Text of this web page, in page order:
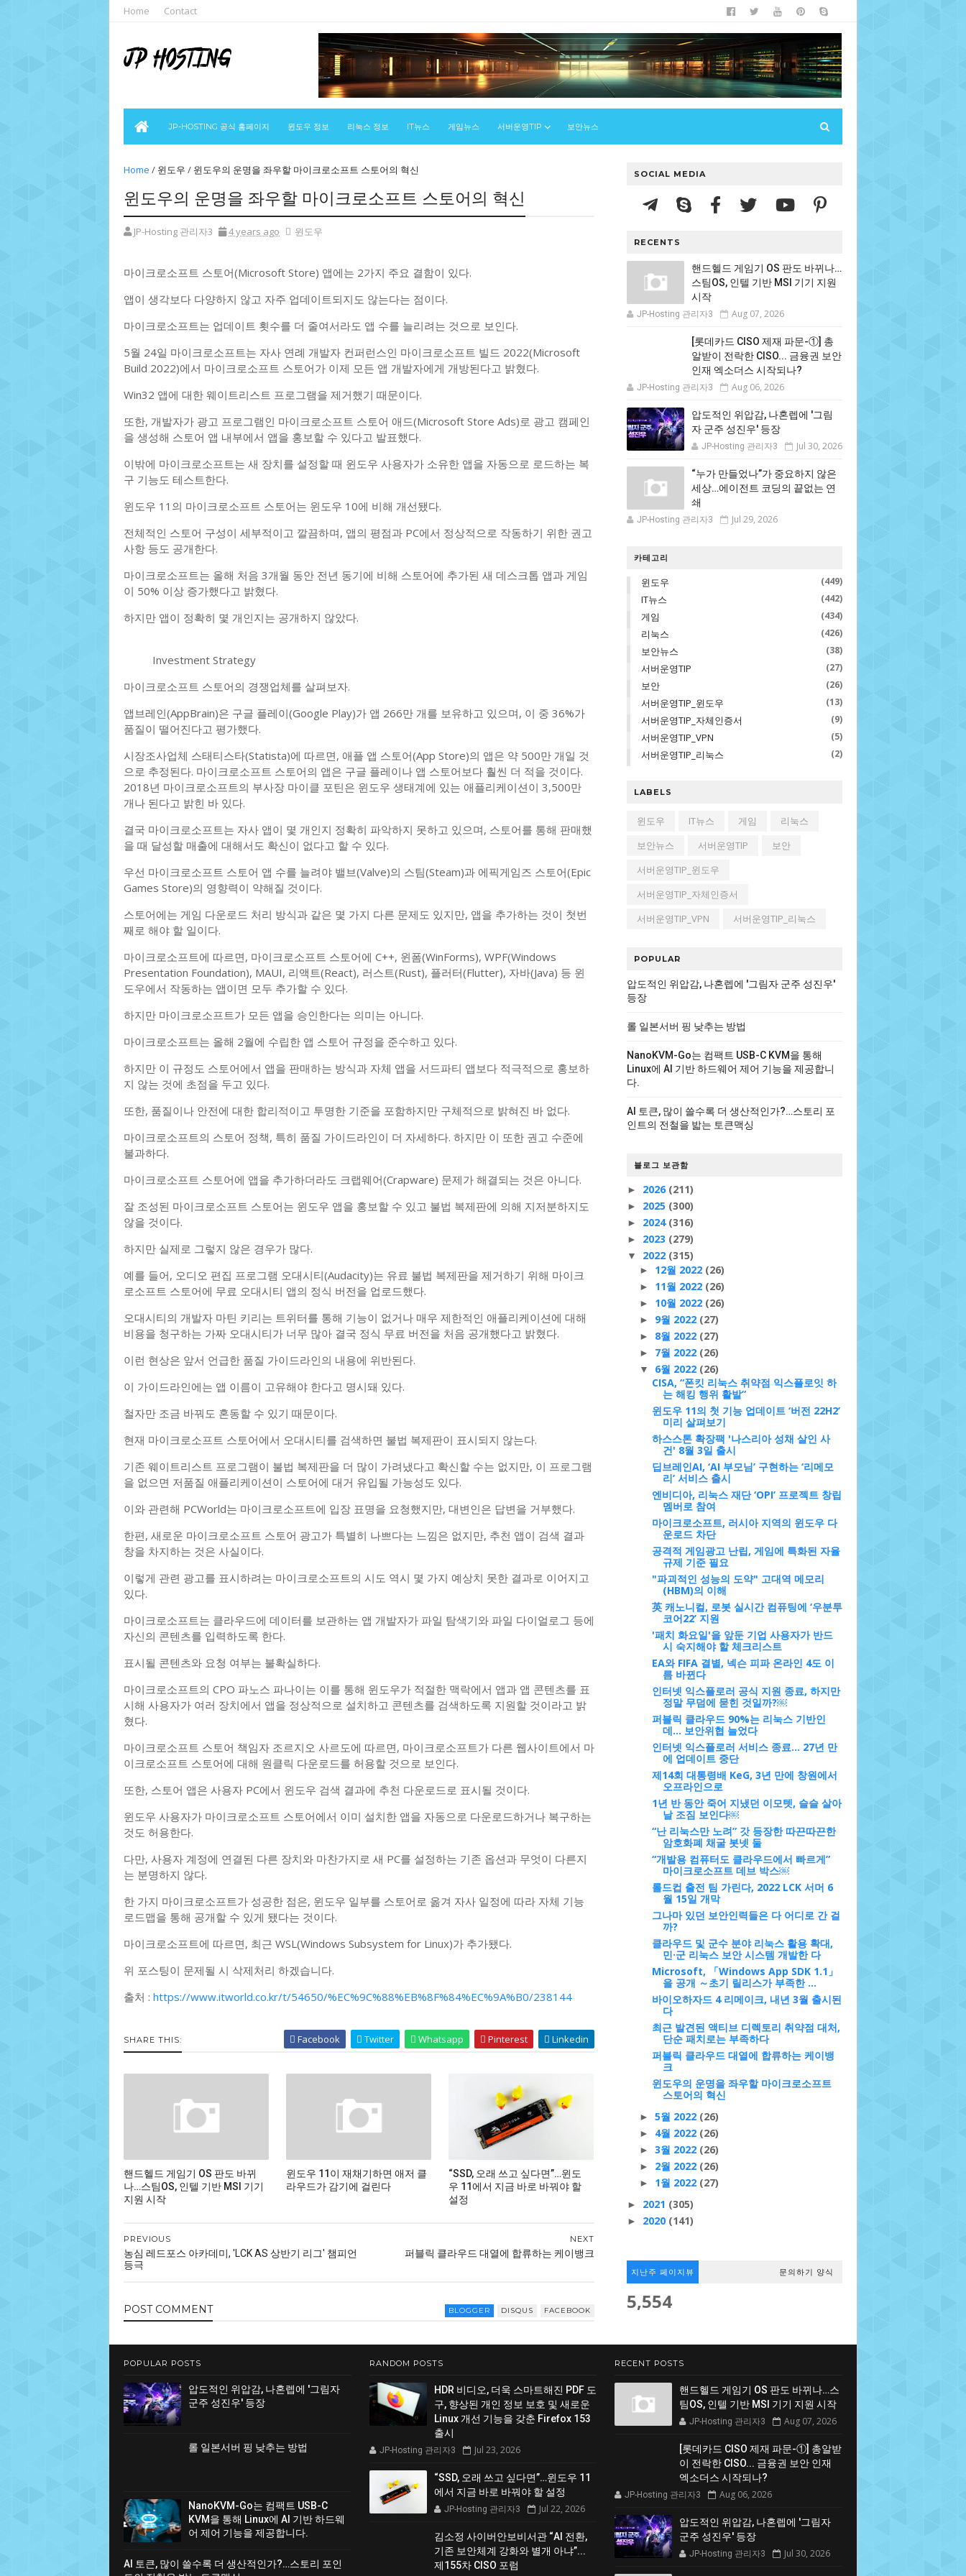
Home Contact
JP-HOSTING 공식 홈페이지 윈도우 정보 리눅스 정보 IT뉴스 게임뉴스 서버운영TIP 보안뉴스
Home / 윈도우 / 윈도우의 운명을 좌우할 마이크로소프트 스토어의 혁신
윈도우의 운명을 좌우할 마이크로소프트 스토어의 혁신
JP-Hosting 관리자3 4 years ago 윈도우
마이크로소프트 스토어(Microsoft Store) 앱에는 2가지 주요 결함이 있다.
앱이 생각보다 다양하지 않고 자주 업데이트되지도 않는다는 점이다.
마이크로소프트는 업데이트 횟수를 더 줄여서라도 앱 수를 늘리려는 것으로 보인다.
5월 24일 마이크로소프트는 자사 연례 개발자 컨퍼런스인 마이크로소프트 빌드 2022(Microsoft
Build 2022)에서 마이크로소프트 스토어가 이제 모든 앱 개발자에게 개방된다고 밝혔다.
Win32 앱에 대한 웨이트리스트 프로그램을 제거했기 때문이다.
또한, 개발자가 광고 프로그램인 마이크로소프트 스토어 애드(Microsoft Store Ads)로 광고 캠페인
을 생성해 스토어 앱 내부에서 앱을 홍보할 수 있다고 발표했다.
이밖에 마이크로소프트는 새 장치를 설정할 때 윈도우 사용자가 소유한 앱을 자동으로 로드하는 복
구 기능도 테스트한다.
윈도우 11의 마이크로소프트 스토어는 윈도우 10에 비해 개선됐다.
전체적인 스토어 구성이 세부적이고 깔끔하며, 앱의 평점과 PC에서 정상적으로 작동하기 위한 권고
사항 등도 공개한다.
마이크로소프트는 올해 처음 3개월 동안 전년 동기에 비해 스토어에 추가된 새 데스크톱 앱과 게임
이 50% 이상 증가했다고 밝혔다.
하지만 앱이 정확히 몇 개인지는 공개하지 않았다.
Investment Strategy
마이크로소프트 스토어의 경쟁업체를 살펴보자.
앱브레인(AppBrain)은 구글 플레이(Google Play)가 앱 266만 개를 보유하고 있으며, 이 중 36%가
품질이 떨어진다고 평가했다.
시장조사업체 스태티스타(Statista)에 따르면, 애플 앱 스토어(App Store)의 앱은 약 500만 개일 것
으로 추정된다. 마이크로소프트 스토어의 앱은 구글 플레이나 앱 스토어보다 훨씬 더 적을 것이다.
2018년 마이크로소프트의 부사장 마이클 포틴은 윈도우 생태계에 있는 애플리케이션이 3,500만
개나 된다고 밝힌 바 있다.
결국 마이크로소프트는 자사 앱이 몇 개인지 정확히 파악하지 못하고 있으며, 스토어를 통해 판매했
을 때 달성할 매출에 대해서도 확신이 없다고 할 수 있다.
우선 마이크로소프트 스토어 앱 수를 늘려야 밸브(Valve)의 스팀(Steam)과 에픽게임즈 스토어(Epic
Games Store)의 영향력이 약해질 것이다.
스토어에는 게임 다운로드 처리 방식과 같은 몇 가지 다른 문제도 있지만, 앱을 추가하는 것이 첫번
째로 해야 할 일이다.
마이크로소프트에 따르면, 마이크로소프트 스토어에 C++, 윈폼(WinForms), WPF(Windows
Presentation Foundation), MAUI, 리액트(React), 러스트(Rust), 플러터(Flutter), 자바(Java) 등 윈
도우에서 작동하는 앱이면 모두 추가할 수 있다.
하지만 마이크로소프트가 모든 앱을 승인한다는 의미는 아니다.
마이크로소프트는 올해 2월에 수립한 앱 스토어 규정을 준수하고 있다.
하지만 이 규정도 스토어에서 앱을 판매하는 방식과 자체 앱을 서드파티 앱보다 적극적으로 홍보하
지 않는 것에 초점을 두고 있다.
또한, 품질이나 안전에 대한 합리적이고 투명한 기준을 포함하지만 구체적으로 밝혀진 바 없다.
마이크로소프트의 스토어 정책, 특히 품질 가이드라인이 더 자세하다. 하지만 이 또한 권고 수준에
불과하다.
마이크로소프트 스토어에 앱을 추가하더라도 크랩웨어(Crapware) 문제가 해결되는 것은 아니다.
잘 조성된 마이크로소프트 스토어는 윈도우 앱을 홍보할 수 있고 불법 복제판에 의해 지저분하지도
않을 것이다.
하지만 실제로 그렇지 않은 경우가 많다.
예를 들어, 오디오 편집 프로그램 오대시티(Audacity)는 유료 불법 복제판을 제거하기 위해 마이크
로소프트 스토어에 무료 오대시티 앱의 정식 버전을 업로드했다.
오대시티의 개발자 마틴 키리는 트위터를 통해 기능이 없거나 매우 제한적인 애플리케이션에 대해
비용을 청구하는 가짜 오대시티가 너무 많아 결국 정식 무료 버전을 처음 공개했다고 밝혔다.
이런 현상은 앞서 언급한 품질 가이드라인의 내용에 위반된다.
이 가이드라인에는 앱 이름이 고유해야 한다고 명시돼 있다.
철자만 조금 바꿔도 혼동할 수 있기 때문이다.
현재 마이크로소프트 스토어에서 오대시티를 검색하면 불법 복제판이 표시되지 않는다.
기존 웨이트리스트 프로그램이 불법 복제판을 더 많이 가려냈다고 확신할 수는 없지만, 이 프로그램
을 없으면 저품질 애플리케이션이 스토어에 대거 유입될 가능성도 있다.
이와 관련해 PCWorld는 마이크로소프트에 입장 표명을 요청했지만, 대변인은 답변을 거부했다.
한편, 새로운 마이크로소프트 스토어 광고가 특별히 나쁘다는 느낌은 없지만, 추천 앱이 검색 결과
창을 차지하는 것은 사실이다.
이렇게 관련 광고를 표시하려는 마이크로소프트의 시도 역시 몇 가지 예상치 못한 결과로 이어지고
있다.
마이크로소프트는 클라우드에 데이터를 보관하는 앱 개발자가 파일 탐색기와 파일 다이얼로그 등에
자신의 콘텐츠를 입력하도록 한다.
표시될 콘텐츠와 요청 여부는 불확실하다.
마이크로소프트의 CPO 파노스 파나이는 이를 통해 윈도우가 적절한 맥락에서 앱과 앱 콘텐츠를 표
시해 사용자가 여러 장치에서 앱을 정상적으로 설치하고 콘텐츠를 검색하도록 지원할 것이라고 밝
혔다.
마이크로소프트 스토어 책임자 조르지오 사르도에 따르면, 마이크로소프트가 다른 웹사이트에서 마
이크로소프트 스토어에 대해 원클릭 다운로드를 허용할 것으로 보인다.
또한, 스토어 앱은 사용자 PC에서 윈도우 검색 결과에 추천 다운로드로 표시될 것이다.
윈도우 사용자가 마이크로소프트 스토어에서 이미 설치한 앱을 자동으로 다운로드하거나 복구하는
것도 허용한다.
다만, 사용자 계정에 연결된 다른 장치와 마찬가지로 새 PC를 설정하는 기존 옵션과 무엇이 다른지
는 분명하지 않다.
한 가지 마이크로소프트가 성공한 점은, 윈도우 일부를 스토어로 옮겨 자사 일정에 따라 자체 기능
로드맵을 통해 공개할 수 있게 됐다는 것이다.
마이크로소프트에 따르면, 최근 WSL(Windows Subsystem for Linux)가 추가됐다.
위 포스팅이 문제될 시 삭제처리 하겠습니다.
출처 : https://www.itworld.co.kr/t/54650/%EC%9C%88%EB%8F%84%EC%9A%B0/238144
SHARE THIS: Facebook Twitter Whatsapp Pinterest Linkedin
핸드헬드 게임기 OS 판도 바뀌
나…스팀OS, 인텔 기반 MSI 기기
지원 시작
윈도우 11이 재채기하면 애저 클
라우드가 감기에 걸린다
“SSD, 오래 쓰고 싶다면”…윈도
우 11에서 지금 바로 바꿔야 할
설정
NEXT
퍼블릭 클라우드 대열에 합류하는 케이뱅크
PREVIOUS
농심 레드포스 아카데미, 'LCK AS 상반기 리그' 챔피언
등극
POST COMMENT BLOGGER DISQUS FACEBOOK
SOCIAL MEDIA
RECENTS
핸드헬드 게임기 OS 판도 바뀌나…
스팀OS, 인텔 기반 MSI 기기 지원
시작
JP-Hosting 관리자3 Aug 07, 2026
[롯데카드 CISO 제재 파문-①] 총
알받이 전락한 CISO... 금융권 보안
인재 엑소더스 시작되나?
JP-Hosting 관리자3 Aug 06, 2026
압도적인 위압감, 나혼렙에 '그림
자 군주 성진우' 등장
JP-Hosting 관리자3 Jul 30, 2026
“누가 만들었나”가 중요하지 않은
세상…에이전트 코딩의 끝없는 연
쇄
JP-Hosting 관리자3 Jul 29, 2026
카테고리
윈도우 (449)
IT뉴스 (442)
게임 (434)
리눅스 (426)
보안뉴스 (38)
서버운영TIP (27)
보안 (26)
서버운영TIP_윈도우 (13)
서버운영TIP_자체인증서 (9)
서버운영TIP_VPN (5)
서버운영TIP_리눅스 (2)
LABELS
윈도우 IT뉴스 게임
리눅스
보안뉴스
서버운영TIP
보안
서버운영TIP_윈도우
서버운영TIP_자체인증서
서버운영TIP_VPN
서버운영TIP_리눅스
POPULAR
압도적인 위압감, 나혼렙에 '그림자 군주 성진우'
등장
롤 일본서버 핑 낮추는 방법
NanoKVM-Go는 컴팩트 USB-C KVM을 통해
Linux에 AI 기반 하드웨어 제어 기능을 제공합니
다.
AI 토큰, 많이 쓸수록 더 생산적인가?…스토리 포
인트의 전철을 밟는 토큰맥싱
블로그 보관함
► 2026 (211)
► 2025 (300)
► 2024 (316)
► 2023 (279)
▼ 2022 (315)
► 12월 2022 (26)
► 11월 2022 (26)
► 10월 2022 (26)
► 9월 2022 (27)
► 8월 2022 (27)
► 7월 2022 (26)
▼ 6월 2022 (26)
CISA, “폰킷 리눅스 취약점 익스플로잇 하
는 해킹 행위 활발”
윈도우 11의 첫 기능 업데이트 ‘버전 22H2’
미리 살펴보기
하스스톤 확장팩 '나스리아 성채 살인 사
건' 8월 3일 출시
딥브레인AI, ‘AI 부모님’ 구현하는 ‘리메모
리’ 서비스 출시
엔비디아, 리눅스 재단 ‘OPI’ 프로젝트 창립
멤버로 참여
마이크로소프트, 러시아 지역의 윈도우 다
운로드 차단
공격적 게임광고 난립, 게임에 특화된 자율
규제 기준 필요
"파괴적인 성능의 도약" 고대역 메모리
(HBM)의 이해
英 캐노니컬, 로봇 실시간 컴퓨팅에 ‘우분투
코어22’ 지원
'패치 화요일'을 앞둔 기업 사용자가 반드
시 숙지해야 할 체크리스트
EA와 FIFA 결별, 넥슨 피파 온라인 4도 이
름 바뀐다
인터넷 익스플로러 공식 지원 종료, 하지만
정말 무덤에 묻힌 것일까?￼
퍼블릭 클라우드 90%는 리눅스 기반인
데... 보안위협 늘었다
인터넷 익스플로러 서비스 종료... 27년 만
에 업데이트 중단
제14회 대통령배 KeG, 3년 만에 창원에서
오프라인으로
1년 반 동안 죽어 지냈던 이모텟, 슬슬 살아
날 조짐 보인다￼
“난 리눅스만 노려” 갓 등장한 따끈따끈한
암호화폐 채굴 봇넷 둘
“개발용 컴퓨터도 클라우드에서 빠르게”
마이크로소프트 데브 박스￼
롤드컵 출전 팀 가린다, 2022 LCK 서머 6
월 15일 개막
그나마 있던 보안인력들은 다 어디로 간 걸
까?
클라우드 및 군수 분야 리눅스 활용 확대,
민·군 리눅스 보안 시스템 개발한 다
Microsoft, 「Windows App SDK 1.1」
을 공개 ～초기 릴리스가 부족한 ...
바이오하자드 4 리메이크, 내년 3월 출시된
다
최근 발견된 액티브 디렉토리 취약점 대처,
단순 패치로는 부족하다
퍼블릭 클라우드 대열에 합류하는 케이뱅
크
윈도우의 운명을 좌우할 마이크로소프트
스토어의 혁신
► 5월 2022 (26)
► 4월 2022 (26)
► 3월 2022 (26)
► 2월 2022 (26)
► 1월 2022 (27)
► 2021 (305)
► 2020 (141)
지난주 페이지뷰 문의하기 양식
5,554
POPULAR POSTS
압도적인 위압감, 나혼렙에 '그림자
군주 성진우' 등장
롤 일본서버 핑 낮추는 방법
NanoKVM-Go는 컴팩트 USB-C
KVM을 통해 Linux에 AI 기반 하드웨
어 제어 기능을 제공합니다.
AI 토큰, 많이 쓸수록 더 생산적인가?…스토리 포인
RANDOM POSTS
HDR 비디오, 더욱 스마트해진 PDF 도
구, 향상된 개인 정보 보호 및 새로운
Linux 개선 기능을 갖춘 Firefox 153
출시
JP-Hosting 관리자3 Jul 23, 2026
“SSD, 오래 쓰고 싶다면”…윈도우 11
에서 지금 바로 바꿔야 할 설정
JP-Hosting 관리자3 Jul 22, 2026
김소정 사이버안보비서관 “AI 전환,
기존 보안체계 강화와 별개 아냐”...
제155차 CISO 포럼
RECENT POSTS
핸드헬드 게임기 OS 판도 바뀌나…스
팀OS, 인텔 기반 MSI 기기 지원 시작
JP-Hosting 관리자3 Aug 07, 2026
[롯데카드 CISO 제재 파문-①] 총알받
이 전락한 CISO... 금융권 보안 인재
엑소더스 시작되나?
JP-Hosting 관리자3 Aug 06, 2026
압도적인 위압감, 나혼렙에 '그림자
군주 성진우' 등장
JP-Hosting 관리자3 Jul 30, 2026